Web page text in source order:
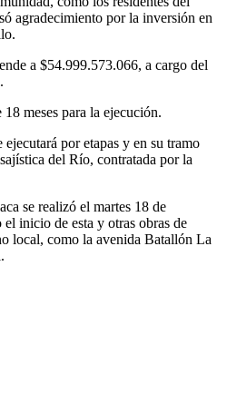
agradecimiento por la inversión en
a $54.999.573.066, a cargo del
meses para la ejecución.
por etapas y en su tramo
del Río, contratada por la
se realizó el martes 18 de
inicio de esta y otras obras de
local, como la avenida Batallón La